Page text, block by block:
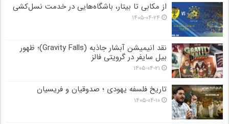
از مکابی تا بیتار، باشگاه‌هایی در خدمت نسل‌کشی
۱۴۰۵-۰۴-۲۴
نقد انیمیشن آبشار جاذبه (Gravity Falls)؛ ظهور
بیل سایفر در گرویتی فالز
۱۴۰۵-۰۴-۲۱
تاریخ فلسفه یهودی ؛ صدوقیان و فریسیان
۱۴۰۵-۰۴-۱۰